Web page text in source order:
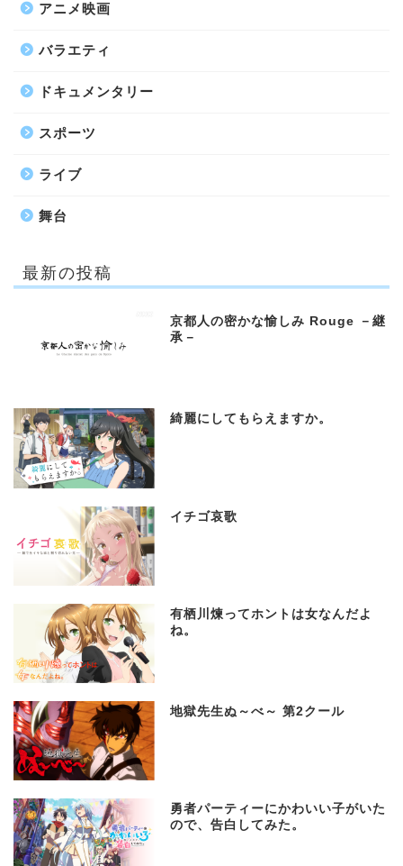
アニメ映画
バラエティ
ドキュメンタリー
スポーツ
ライブ
舞台
最新の投稿
京都人の密かな愉しみ Rouge －継
承－
綺麗にしてもらえますか。
イチゴ哀歌
有栖川煉ってホントは女なんだよ
ね。
地獄先生ぬ～べ～ 第2クール
勇者パーティーにかわいい子がいた
ので、告白してみた。